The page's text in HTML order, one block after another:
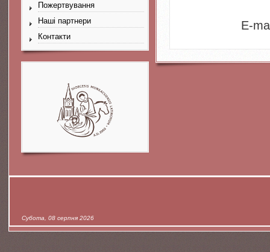
Пожертвування
Наші партнери
Контакти
E-
Субота, 08 серпня 2026